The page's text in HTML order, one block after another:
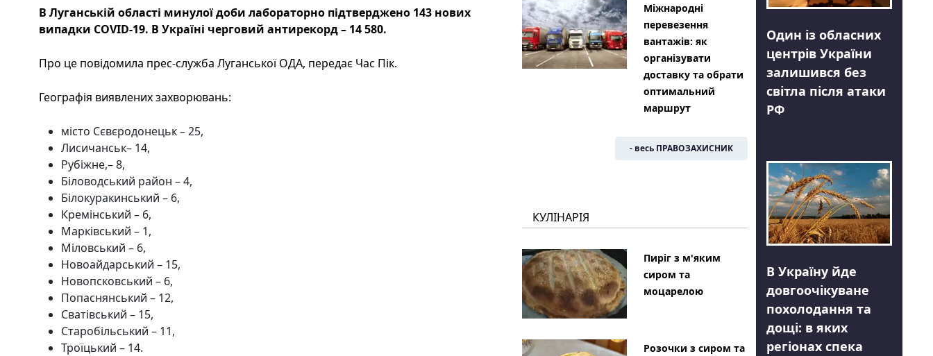
В Луганській області минулої доби лабораторно підтверджено 143 нових
випадки COVID-19. В Україні черговий антирекорд – 14 580.
Про це повідомила прес-служба Луганської ОДА, передає Час Пік.
Географія виявлених захворювань:
місто Сєвєродонецьк – 25,
Лисичанськ– 14,
Рубіжне,– 8,
Біловодський район – 4,
Білокуракинський – 6,
Кремінський – 6,
Марківський – 1,
Міловський – 6,
Новоайдарський – 15,
Новопсковський – 6,
Попаснянський – 12,
Сватівський – 15,
Старобільський – 11,
Троїцький – 14.
Міжнародні
перевезення
вантажів: як
організувати
доставку та обрати
оптимальний
маршрут
- весь ПРАВОЗАХИСНИК
КУЛІНАРІЯ
Пиріг з м'яким
сиром та
моцарелою
Розочки з сиром та
Один із обласних
центрів України
залишився без
світла після атаки
РФ
В Україну йде
довгоочікуване
похолодання та
дощі: в яких
регіонах спека